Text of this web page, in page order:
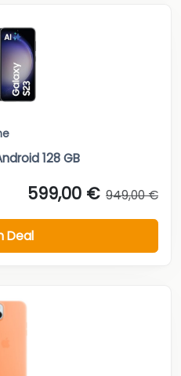
128 GB
599,00 € 949,00 €
Deal